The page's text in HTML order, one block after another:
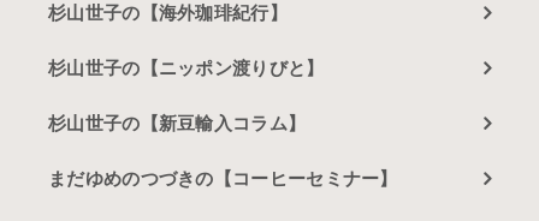
杉山世子の【海外珈琲紀行】
杉山世子の【ニッポン渡りびと】
杉山世子の【新豆輸入コラム】
まだゆめのつづきの【コーヒーセミナー】